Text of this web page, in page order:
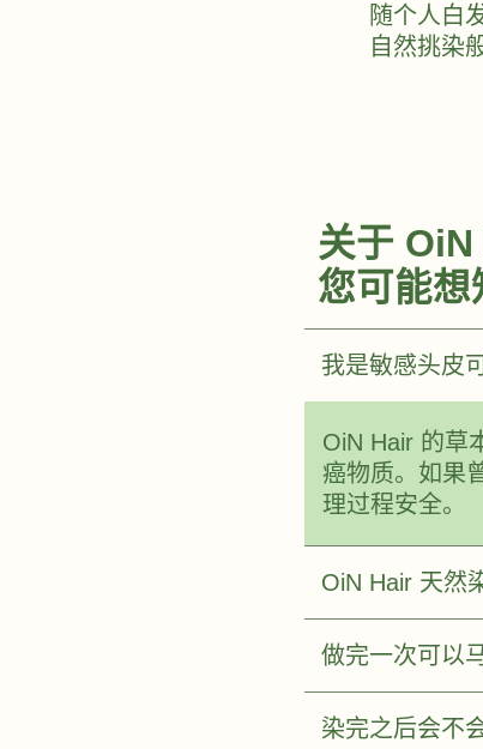
随个人白
自然挑染
关于 OiN
您可能想
我是敏感头皮
OiN Hair 的草
癌物质。如果
理过程安全。
OiN Hair 天然
做完一次可以
染完之后会不